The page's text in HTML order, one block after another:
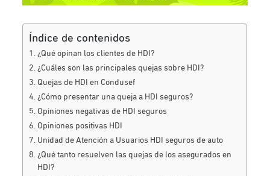
Índice de contenidos
¿Qué opinan los clientes de HDI?
¿Cuáles son las principales quejas sobre HDI?
Quejas de HDI en Condusef
¿Cómo presentar una queja a HDI seguros?
Opiniones negativas de HDI seguros
Opiniones positivas HDI
Unidad de Atención a Usuarios HDI seguros de auto
¿Qué tanto resuelven las quejas de los asegurados en
HDI?